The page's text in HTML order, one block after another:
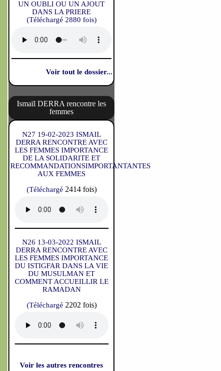
UN OUBLI OU UN AJOUT
DANS LA PRIERE
(Téléchargé 2880 fois)
Voir tout le dossier...
Ismaïl DERRA rencontre les
femmes
N27 19-02-2023 ISMAIL
DERRA RENCONTRE AVEC
LES FEMMES IMPORTANCE
DE LA SOLIDARITE ET
RECOMMANDATIONSIMPORTANTANTES
AUX FEMMES
(Téléchargé 2414 fois)
N26 13-03-2022 ISMAIL
DERRA RENCONTRE AVEC
LES FEMMES IMPORTANCE
DU ISTIGFAR DANS LA VIE
DU MUSULMAN ET
COMMENT ACCUEILLIR LE
RAMADAN
(Téléchargé 2202 fois)
Voir les autres rencontres